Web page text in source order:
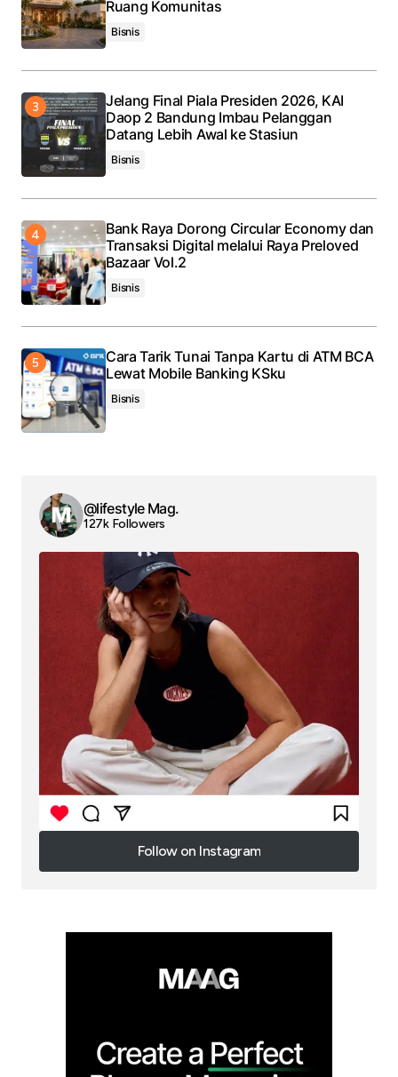
Ruang Komunitas
Bisnis
Jelang Final Piala Presiden 2026, KAI
Daop 2 Bandung Imbau Pelanggan
Datang Lebih Awal ke Stasiun
Bisnis
Bank Raya Dorong Circular Economy dan
Transaksi Digital melalui Raya Preloved
Bazaar Vol.2
Bisnis
Cara Tarik Tunai Tanpa Kartu di ATM BCA
Lewat Mobile Banking KSku
Bisnis
@lifestyle Mag.
127k Followers
Follow on Instagram
Follow on Instagram